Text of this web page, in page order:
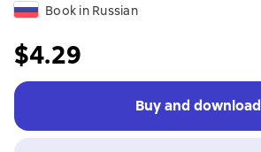
Book in Russian
$4.29
Buy and download